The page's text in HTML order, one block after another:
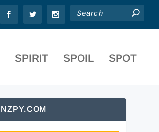
SPIRIT SPOIL SPOT
INZPY.COM